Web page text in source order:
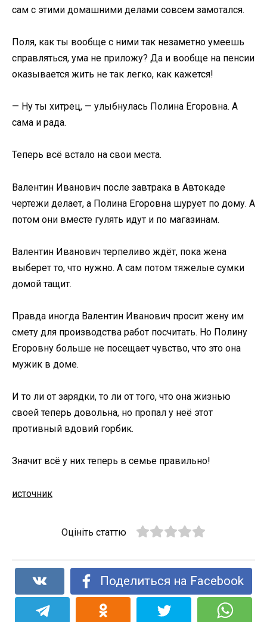
сам с этими домашними делами совсем замотался.
Поля, как ты вообще с ними так незаметно умеешь
справляться, ума не приложу? Да и вообще на пенсии
оказывается жить не так легко, как кажется!
— Ну ты хитрец, — улыбнулась Полина Егоровна. А
сама и рада.
Теперь всё встало на свои места.
Валентин Иванович после завтрака в Автокаде
чертежи делает, а Полина Егоровна шурует по дому. А
потом они вместе гулять идут и по магазинам.
Валентин Иванович терпеливо ждёт, пока жена
выберет то, что нужно. А сам потом тяжелые сумки
домой тащит.
Правда иногда Валентин Иванович просит жену им
смету для производства работ посчитать. Но Полину
Егоровну больше не посещает чувство, что это она
мужик в доме.
И то ли от зарядки, то ли от того, что она жизнью
своей теперь довольна, но пропал у неё этот
противный вдовий горбик.
Значит всё у них теперь в семье правильно!
источник
Оцініть статтю
Поделиться на Facebook